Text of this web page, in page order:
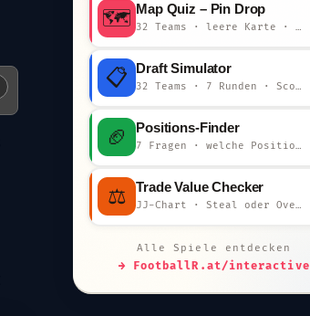
🗺️ Map Quiz – Pin Drop
32 Teams · leere Karte · km-Wertung
📋 Draft Simulator
32 Teams · 7 Runden · Scout-Kommentar
🏈 Positions-Finder
7 Fragen · welche Position bist du?
⚖️ Trade Value Checker
JJ-Chart · Steal oder Overpay?
Alle Spiele entdecken
→ FootballR.at/interactive